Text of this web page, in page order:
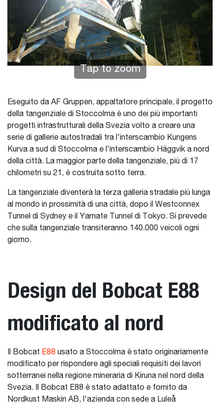
Tap to zoom
Eseguito da AF Gruppen, appaltatore principale, il progetto
della tangenziale di Stoccolma è uno dei più importanti
progetti infrastrutturali della Svezia volto a creare una
serie di gallerie autostradali tra l'interscambio Kungens
Kurva a sud di Stoccolma e l'interscambio Häggvik a nord
della città. La maggior parte della tangenziale, più di 17
chilometri su 21, è costruita sotto terra.
La tangenziale diventerà la terza galleria stradale più lunga
al mondo in prossimità di una città, dopo il Westconnex
Tunnel di Sydney e il Yamate Tunnel di Tokyo. Si prevede
che sulla tangenziale transiteranno 140.000 veicoli ogni
giorno.
Design del Bobcat E88
modificato al nord
Il Bobcat E88 usato a Stoccolma è stato originariamente
modificato per rispondere agli speciali requisiti dei lavori
sotterranei nella regione mineraria di Kiruna nel nord della
Svezia. Il Bobcat E88 è stato adattato e fornito da
Nordkust Maskin AB, l'azienda con sede a Luleå